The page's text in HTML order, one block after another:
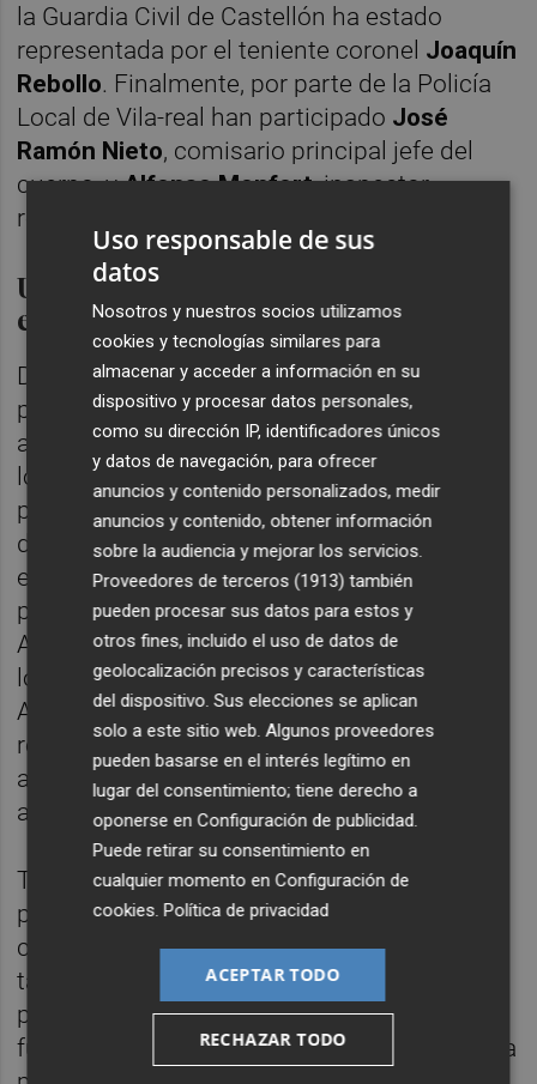
la Guardia Civil de Castellón ha estado
representada por el teniente coronel Joaquín
Rebollo. Finalmente, por parte de la Policía
Local de Vila-real han participado José
Ramón Nieto, comisario principal jefe del
cuerpo, yAlfonso Monfort, inspector
responsable del área de servicios.
Un total de 101 refuerzos
extraordinarios
Durante la sesión se han repasado los
principales actos festivos y especialmente
aquellos con mayor afluencia de público, en
los que se reforzará la presencia y el control
policial. La Policía Local desplegará un
dispositivo especial con 101 refuerzos
extraordinarios durante las fiestas, en una
plantilla que ya alcanza los 100 integrantes.
Además, se contará con la colaboración de
los voluntarios de Protección Civil de
Almenara, la Vall d’Uixó y Moncofa, que
reforzarán el dispositivo preventivo y de
asistencia. Asimismo, el registro policial
actualizado incluye un total de 581 peñas.
También se han abordado los espectáculos
pirotécnicos y taurinos, que contarán con la
coordinación del director de festejos
taurinos, Javier Pons; los controles
preventivos previstos en carretera y el
funcionamiento de los Puntos Violeta para la
Uso responsable de sus
datos
Nosotros y nuestros socios utilizamos
cookies y tecnologías similares para
almacenar y acceder a información en su
dispositivo y procesar datos personales,
como su dirección IP, identificadores únicos
y datos de navegación, para ofrecer
anuncios y contenido personalizados, medir
anuncios y contenido, obtener información
sobre la audiencia y mejorar los servicios.
Proveedores de terceros (1913) también
pueden procesar sus datos para estos y
otros fines, incluido el uso de datos de
geolocalización precisos y características
del dispositivo. Sus elecciones se aplican
solo a este sitio web. Algunos proveedores
pueden basarse en el interés legítimo en
lugar del consentimiento; tiene derecho a
oponerse enConfiguración de publicidad
Puede retirar su consentimiento en
cualquier momento enConfiguración de
cookies .Política de privacidad
ACEPTAR TODO
RECHAZAR TODO